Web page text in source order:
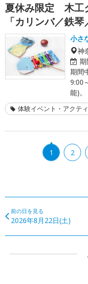
夏休み限定 木工
「カリンバ／鉄琴
小さ
神
期
期間
9:00
能)。
体験イベント・アクテ
1 2
前の日を見る
2026年8月22日(土)